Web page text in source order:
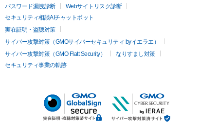
パスワード漏洩診断
Webサイトリスク診断
セキュリティ相談AIチャットボット
実在証明・盗聴対策
サイバー攻撃対策（GMOサイバーセキュリティ byイエラエ）
サイバー攻撃対策（GMO Flatt Security）
なりすまし対策
セキュリティ事業の軌跡